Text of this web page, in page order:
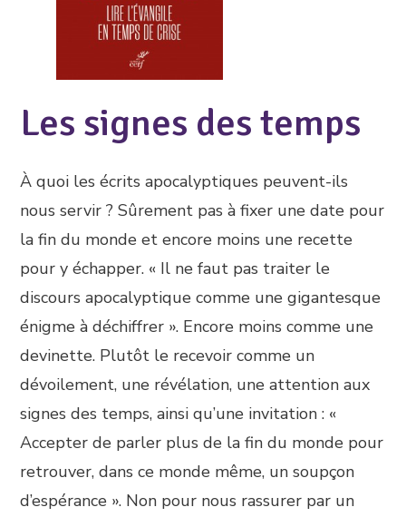
Les signes des temps
À quoi les écrits apocalyptiques peuvent-ils
nous servir ? Sûrement pas à fixer une date pour
la fin du monde et encore moins une recette
pour y échapper. « Il ne faut pas traiter le
discours apocalyptique comme une gigantesque
énigme à déchiffrer ». Encore moins comme une
devinette. Plutôt le recevoir comme un
dévoilement, une révélation, une attention aux
signes des temps, ainsi qu’une invitation : «
Accepter de parler plus de la fin du monde pour
retrouver, dans ce monde même, un soupçon
d’espérance ». Non pour nous rassurer par un